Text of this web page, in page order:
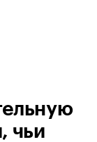
чьи